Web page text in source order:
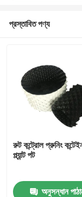
প্রস্তাবিত পণ্য
রুট কন্ট্রোল প্রুনিং
প্ল্যান্ট পট
অনুসন্ধান